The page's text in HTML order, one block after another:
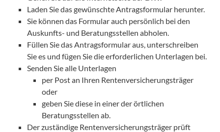
Laden Sie das gewünschte Antragsformular herunter.
Sie können das Formular auch persönlich bei den
Auskunfts-­ und Beratungsstellen abholen.
Füllen Sie das Antragsformular aus, unterschreiben
Sie es und fügen Sie die erforderlichen Unterlagen bei.
Senden Sie alle Unterlagen
per Post an Ihren Rentenversicherungsträger
oder
geben Sie diese in einer der örtlichen
Beratungsstellen ab.
Der zuständige Rentenversicherungsträger prüft